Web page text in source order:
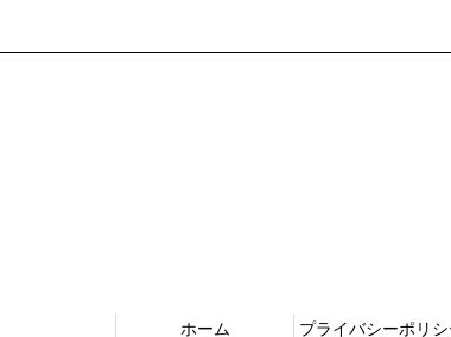
ホーム プライバシーポリシ